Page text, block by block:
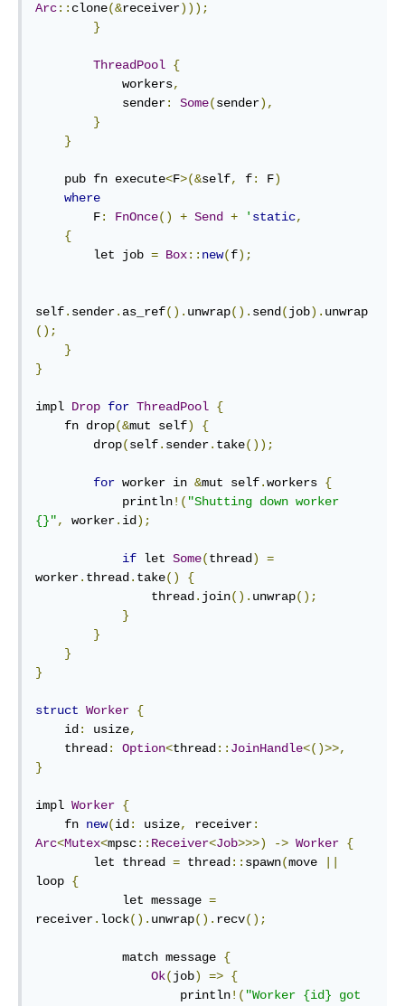
Arc:: clone(&receiver)));
}
ThreadPool {
            workers
,
            sender
: Some(sender),
}
}
    pub fn execute
<F>(&self, f: F)
where
        F
: FnOnce() + Send + ' static,
{
        let job
= Box:: new(f);
self. sender. as_ref(). unwrap(). send (job). unwrap
();
}
}
impl Drop for ThreadPool {
    fn drop
(&mut self)
{
        drop
(self. sender. take());
for worker in &mut self.workers {
            println
!( "Shutting down worker
{}", worker. id );
if let Some(thread )
=
worker. thread . take()
{
                thread
. join(). unwrap();
}
}
}
}
struct Worker {
    id
: usize,
    thread
: Option<thread :: JoinHandle<()>>,
}
impl Worker {
    fn
new(id : usize, receiver:
Arc<Mutex<mpsc:: Receiver<Job>>>) -> Worker {
        let thread
= thread :: spawn(move
loop {
            let message
=
receiver. lock(). unwrap(). recv();
            match message
{
Ok(job) => {
                    println
!( "Worker {id} got